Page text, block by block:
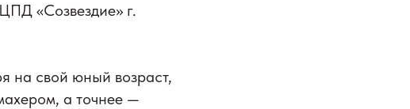
«Созвездие» г.
на свой юный возраст,
а точнее —